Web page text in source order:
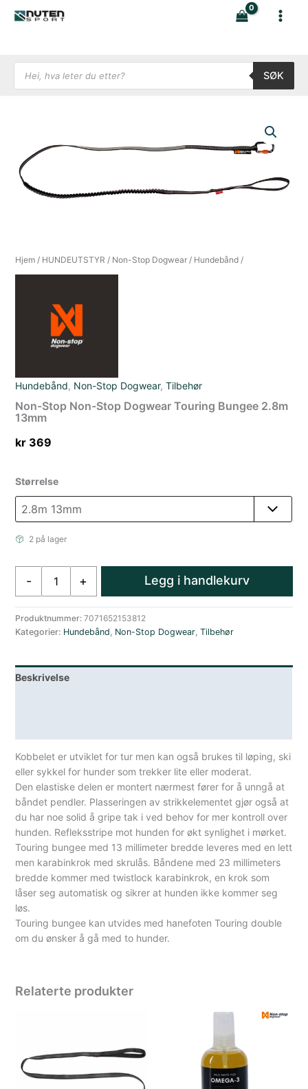
rett
Products search
SØK
Hjem / HUNDEUTSTYR / Non-Stop Dogwear / Hundebånd /
Hundebånd, Non-Stop Dogwear,Tilbehør
Non-Stop Non-Stop Dogwear Touring Bungee 2.8m
13mm
kr 369
Størrelse
2 på lager
-
Stop
Dogwear
Bungee
2.8m
+ Legg i handlekurv
Produktnummer:7071652153812
Kategorier: Hundebånd Non-Stop Dogwear ,Tilbehør
Beskrivelse
Kobbelet er utviklet for tur men kan også brukes til løping, ski
eller sykkel for hunder som trekker lite eller moderat.
Den elastiske delen er montert nærmest fører for å unngå at
båndet pendler. Plasseringen av strikkelementet gjør også at
du har noe solid å gripe tak i ved behov for mer kontroll over
hunden. Refleksstripe mot hunden for økt synlighet i mørket.
Touring bungee med 13 millimeter bredde leveres med en lett
men karabinkrok med skrulås. Båndene med 23 millimeters
bredde kommer med twistlock karabinkrok, en krok som
låser seg automatisk og sikrer at hunden ikke kommer seg
løs.
Touring bungee kan utvides med hanefoten Touring double
om du ønsker å gå med to hunder.
Relaterte produkter